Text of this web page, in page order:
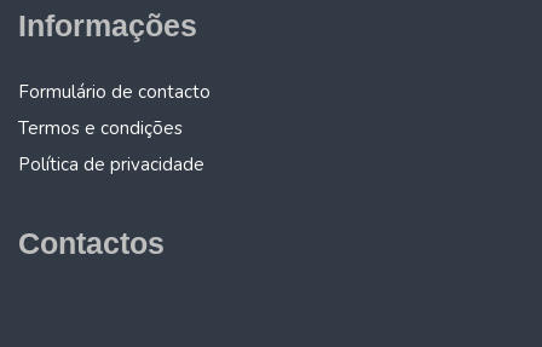
Informações
Formulário de contacto
Termos e condições
Política de privacidade
Contactos